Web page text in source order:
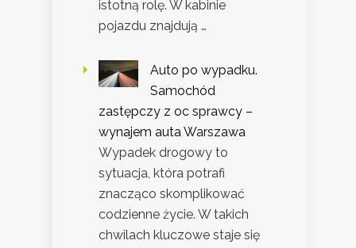
istotną rolę. W kabinie
pojazdu znajdują …
Auto po wypadku.
Samochód
zastępczy z oc sprawcy –
wynajem auta Warszawa
Wypadek drogowy to
sytuacja, która potrafi
znacząco skomplikować
codzienne życie. W takich
chwilach kluczowe staje się